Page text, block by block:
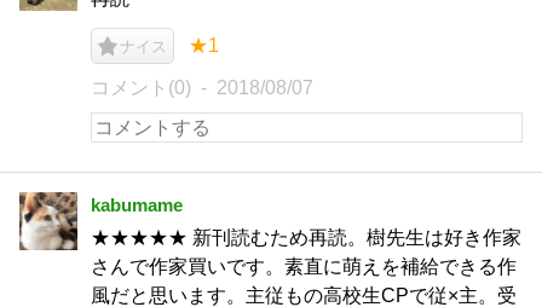
ナイス ★1
コメント(0) 2018/08/07
kabumame
★★★★★ 新刊読むため再読。樹先生は好き作家
さんで作家買いです。素直に萌えを補給できる作
風だと思います。主従もの高校生CPで従×主。受